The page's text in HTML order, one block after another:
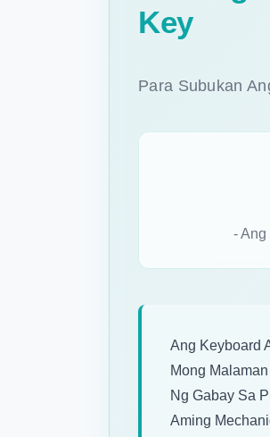
Key
Para Subukan
-
Ang Keyboard
Mong
Ng Gabay Sa
Aming